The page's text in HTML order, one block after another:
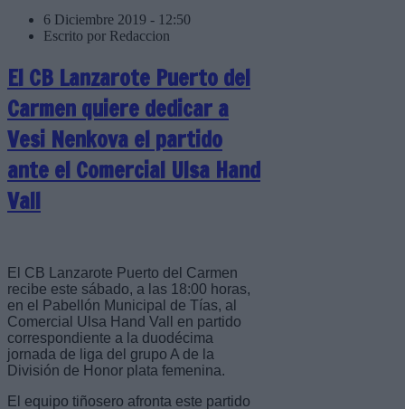
6 Diciembre 2019 - 12:50
Escrito por Redaccion
El CB Lanzarote Puerto del
Carmen quiere dedicar a
Vesi Nenkova el partido
ante el Comercial Ulsa Hand
Vall
El CB Lanzarote Puerto del Carmen
recibe este sábado, a las 18:00 horas,
en el Pabellón Municipal de Tías, al
Comercial Ulsa Hand Vall en partido
correspondiente a la duodécima
jornada de liga del grupo A de la
División de Honor plata femenina.
El equipo tiñosero afronta este partido